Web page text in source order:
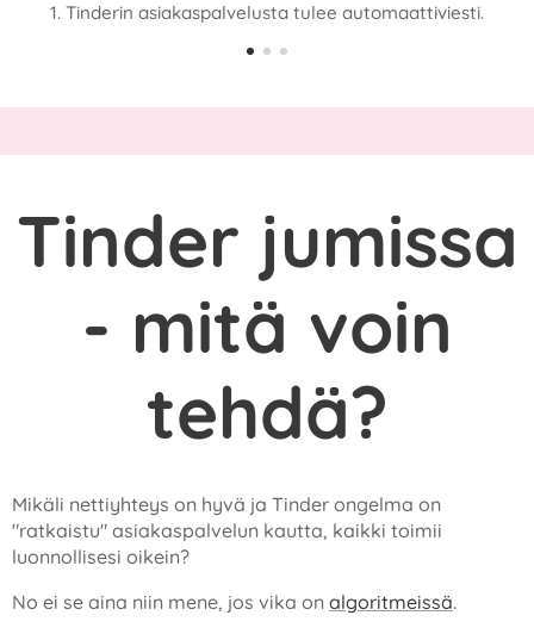
1. Tinderin asiakaspalvelusta tulee automaattiviesti.
Tinder jumissa
- mitä voin
tehdä?
Mikäli nettiyhteys on hyvä ja Tinder ongelma on
"ratkaistu" asiakaspalvelun kautta, kaikki toimii
luonnollisesi oikein?
No ei se aina niin mene, jos vika on algoritmeissä.